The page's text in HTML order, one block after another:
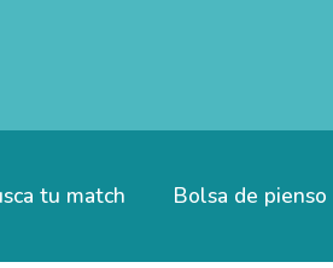
tu match Bolsa de pienso